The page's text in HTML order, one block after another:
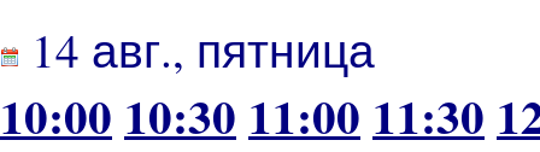
14 авг., пятница
10:00 10:30 11:00 11:30